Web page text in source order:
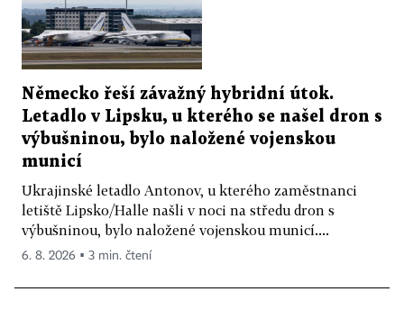
Německo řeší závažný hybridní útok.
Letadlo v Lipsku, u kterého se našel dron s
výbušninou, bylo naložené vojenskou
municí
Ukrajinské letadlo Antonov, u kterého zaměstnanci
letiště Lipsko/Halle našli v noci na středu dron s
výbušninou, bylo naložené vojenskou municí....
6. 8. 2026 ▪ 3 min. čtení